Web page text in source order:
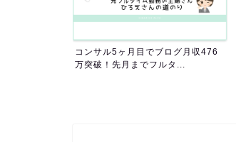
SMC1期の実績者と年間の活動紹介